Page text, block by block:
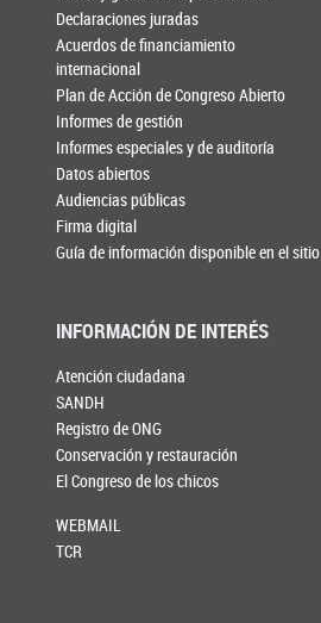
Declaraciones juradas
Acuerdos de financiamiento
internacional
Plan de Acción de Congreso Abierto
Informes de gestión
Informes especiales y de auditoría
Datos abiertos
Audiencias públicas
Firma digital
Guía de información disponible en el sitio
INFORMACIÓN DE INTERÉS
Atención ciudadana
SANDH
Registro de ONG
Conservación y restauración
El Congreso de los chicos
WEBMAIL
TCR